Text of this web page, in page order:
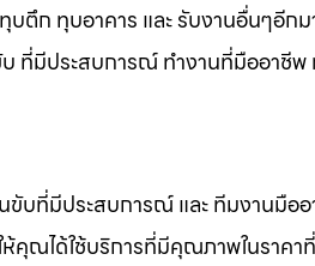
ก ทุบอาคาร และ รับงานอื่นๆอีกม
ที่มีประสบการณ์ ทำงานที่มืออาชีพ
ขับที่มีประสบการณ์ และ ทีมงานมือ
คุณได้ใช้บริการที่มีคุณภาพในราคา